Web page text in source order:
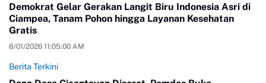
Demokrat Gelar Gerakan Langit Biru Indonesia Asri di
Ciampea, Tanam Pohon hingga Layanan Kesehatan
Gratis
8/01/2026 11:05:00 AM
Berita Terkini